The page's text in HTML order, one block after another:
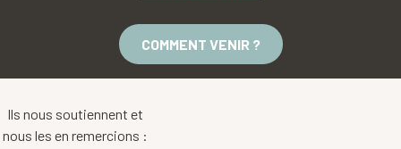
COMMENT VENIR ?
Ils nous soutiennent et
nous les en remercions :